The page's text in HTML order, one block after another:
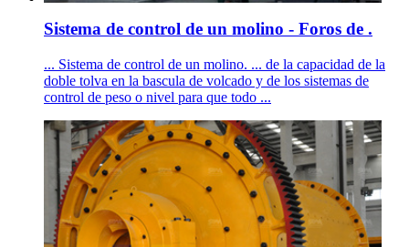
Sistema de control de un molino - Foros de .
... Sistema de control de un molino. ... de la capacidad de la
doble tolva en la bascula de volcado y de los sistemas de
control de peso o nivel para que todo ...